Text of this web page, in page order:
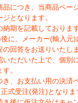
につき、当商品ペー
となります。
期を記載しておりま
に、メーカー(輸入元
回答をお送りいたしま
ただいた上で、個別
。
、お支払い用の決済
式受注(発注)となり